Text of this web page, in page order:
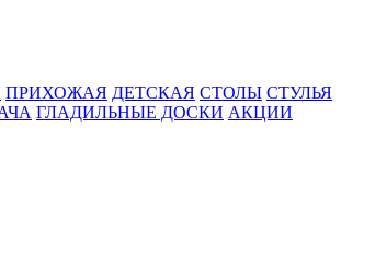
ПРИХОЖАЯ ДЕТСКАЯ СТОЛЫ СТУЛЬЯ
ГЛАДИЛЬНЫЕ ДОСКИ АКЦИИ